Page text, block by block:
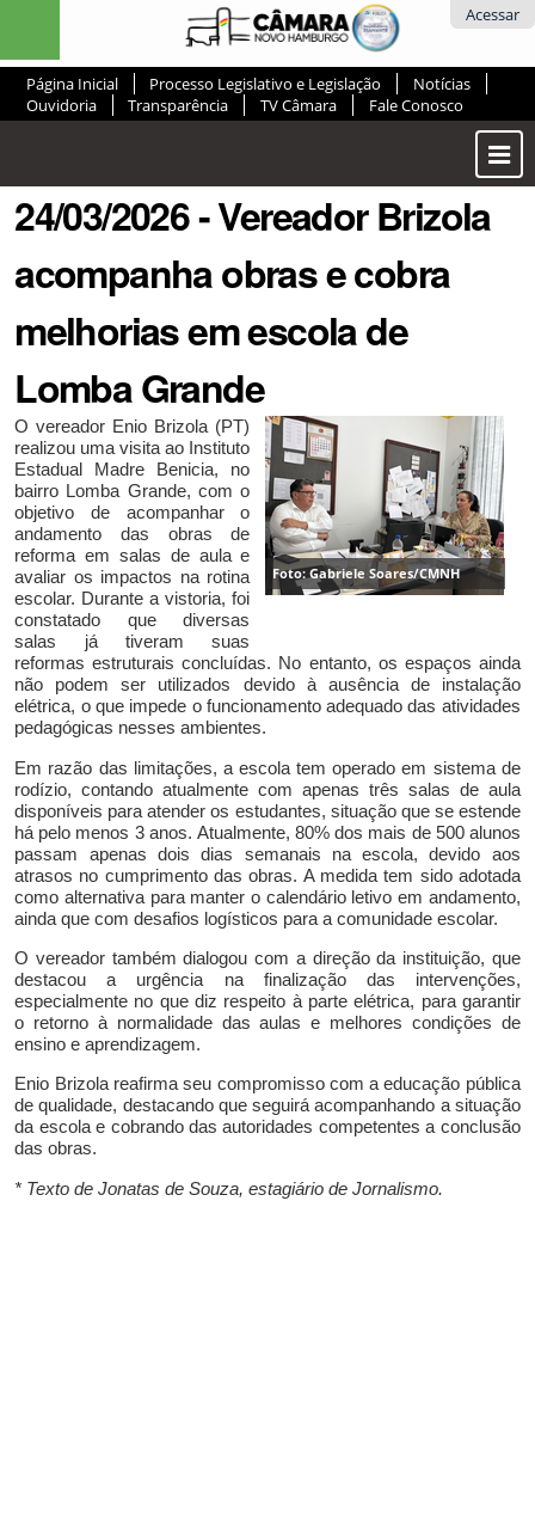
Acessar
Página Inicial Processo Legislativo e Legislação
Notícias
Ouvidoria
Transparência TV Câmara Fale Conosco
ou
24/03/2026 - Vereador Brizola
acompanha obras e cobra
melhorias em escola de
Lomba Grande
Foto: Gabriele Soares/CMNH
O vereador Enio Brizola (PT)
realizou uma visita ao Instituto
Estadual Madre Benicia, no
bairro Lomba Grande, com o
objetivo de acompanhar o
andamento das obras de
reforma em salas de aula e
avaliar os impactos na rotina
escolar. Durante a vistoria, foi
constatado que diversas
salas já tiveram suas
reformas estruturais concluídas. No entanto, os espaços ainda
não podem ser utilizados devido à ausência de instalação
elétrica, o que impede o funcionamento adequado das atividades
pedagógicas nesses ambientes.
Em razão das limitações, a escola tem operado em sistema de
rodízio, contando atualmente com apenas três salas de aula
disponíveis para atender os estudantes, situação que se estende
há pelo menos 3 anos. Atualmente, 80% dos mais de 500 alunos
passam apenas dois dias semanais na escola, devido aos
atrasos no cumprimento das obras. A medida tem sido adotada
como alternativa para manter o calendário letivo em andamento,
ainda que com desafios logísticos para a comunidade escolar.
O vereador também dialogou com a direção da instituição, que
destacou a urgência na finalização das intervenções,
especialmente no que diz respeito à parte elétrica, para garantir
o retorno à normalidade das aulas e melhores condições de
ensino e aprendizagem.
Enio Brizola reafirma seu compromisso com a educação pública
de qualidade, destacando que seguirá acompanhando a situação
da escola e cobrando das autoridades competentes a conclusão
das obras.
* Texto de Jonatas de Souza, estagiário de Jornalismo.